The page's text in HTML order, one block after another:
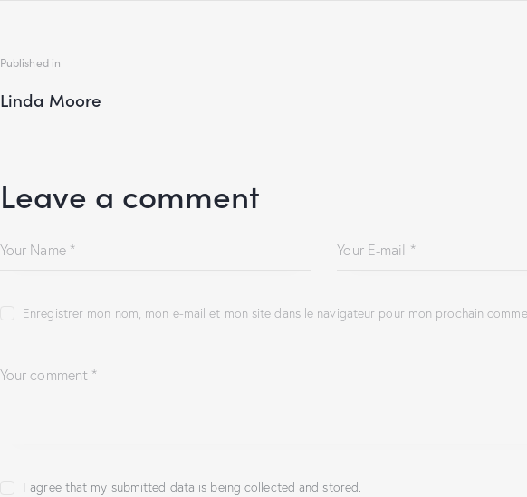
Published in
Linda Moore
Leave a comment
Enregistrer mon nom, mon e-mail et mon site dans le navigateur pour mon prochain
I agree that my submitted data is being collected and stored.